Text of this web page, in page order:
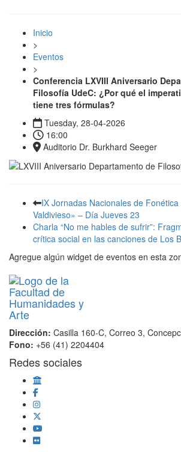
Inicio
>
Eventos
>
Conferencia LXVIII Aniversario
Filosofía UdeC: ¿Por qué el
tiene tres fórmulas?
Tuesday, 28-04-2026
16:00
Auditorio Dr. Burkhard Seeger
IX Jornadas Nacionales de
Valdivieso» – Día Jueves 23
Charla “No me hables de sufrir”:
crítica social en las canciones de Los
Agregue algún widget de eventos en esta
Dirección: Casilla 160-C, Correo 3,
Fono: +56 (41) 2204404
Redes sociales